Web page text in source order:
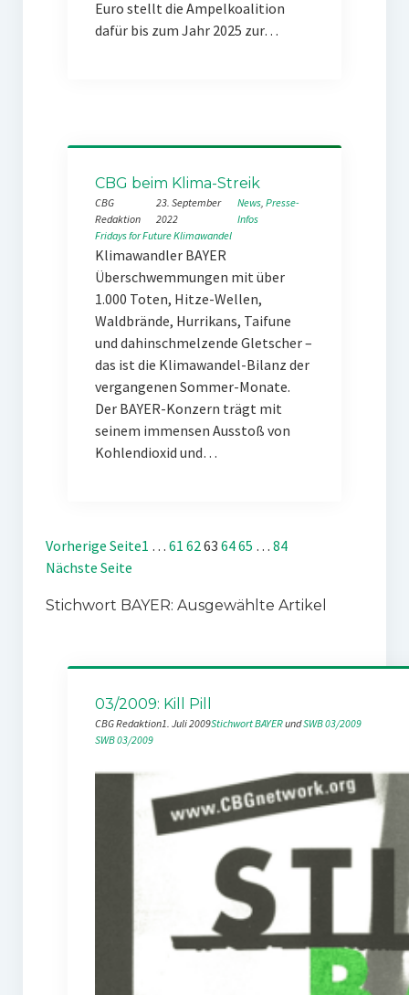
Euro stellt die Ampelkoalition
dafür bis zum Jahr 2025 zur…
CBG beim Klima-Streik
CBG
Redaktion
23. September
2022
News, Presse-
Infos
Fridays for FutureKlimawandel
Klimawandler BAYER
Überschwemmungen mit über
1.000 Toten, Hitze-Wellen,
Waldbrände, Hurrikans, Taifune
und dahinschmelzende Gletscher –
das ist die Klimawandel-Bilanz der
vergangenen Sommer-Monate.
Der BAYER-Konzern trägt mit
seinem immensen Ausstoß von
Kohlendioxid und…
Vorherige Seite1 … 61 6263 6465 … 84
Nächste Seite
Stichwort BAYER: Ausgewählte Artikel
03/2009: Kill Pill
CBG Redaktion1. Juli 2009Stichwort BAYER und SWB 03/2009
SWB 03/2009